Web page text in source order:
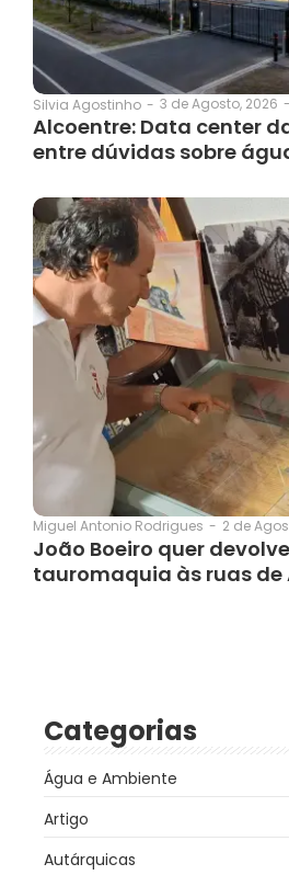
Silvia Agostinho - 3 de Agosto, 2026 -
Alcoentre: Data center
entre dúvidas sobre
Miguel Antonio Rodrigues - 2 de
João Boeiro quer
tauromaquia às ruas de
Categorias
Água e Ambiente
Artigo
Autárquicas